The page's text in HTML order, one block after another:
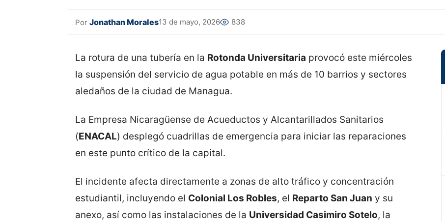
Por Jonathan Morales13 de mayo, 2026 838
La rotura de una tubería en la Rotonda Universitaria provocó este miércoles
la suspensión del servicio de agua potable en más de 10 barrios y sectores
aledaños de la ciudad de Managua.
La Empresa Nicaragüense de Acueductos y Alcantarillados Sanitarios
(ENACAL) desplegó cuadrillas de emergencia para iniciar las reparaciones
en este punto crítico de la capital.
El incidente afecta directamente a zonas de alto tráfico y concentración
estudiantil, incluyendo el Colonial Los Robles, el Reparto San Juan y su
anexo, así como las instalaciones de la Universidad Casimiro Sotelo, la